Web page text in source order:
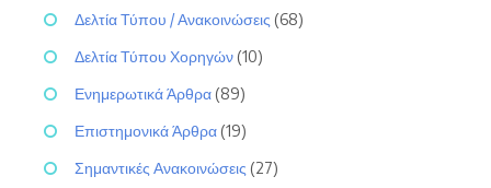
Δελτία Τύπου / Ανακοινώσεις (68)
Δελτία Τύπου Χορηγών (10)
Ενημερωτικά Άρθρα (89)
Επιστημονικά Άρθρα (19)
Σημαντικές Ανακοινώσεις (27)